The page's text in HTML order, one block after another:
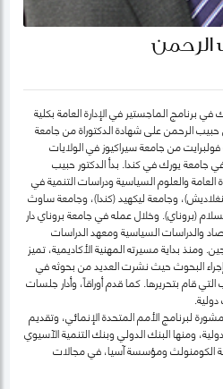
الرحمن
برنامج الماجستير في الإدارة العامة بكلية
الرحمن على شهادة الدكتوراة من جامعة
من جامعة سيراكيوز في الولايات
في جامعة يورك في كندا. بدأ الدكتور حبيب
الإدارة العامة والعلوم السياسية ودراسات التنمية في
وجامعة ليكهيد (كندا)، وجامعة ساوث
(بروناي). وخلال عمله في جامعة بروناي دار
والدراسات السياسية ومعهد الدراسات
ومنذ بداية مسيرته المهنية الأكاديمية، تميز
البحوث حيث نشرت العديد من بحوثه في
قام بتحريرها. كما قدم أوراقاً، وأدار جلسات
لبرنامج الأمم المتحدة الإنمائي، وتقديم
ومنها البنك الدولي وبنك التنمية الآسيوي
الكومنولث ومؤسسة آسيا، في مجالات